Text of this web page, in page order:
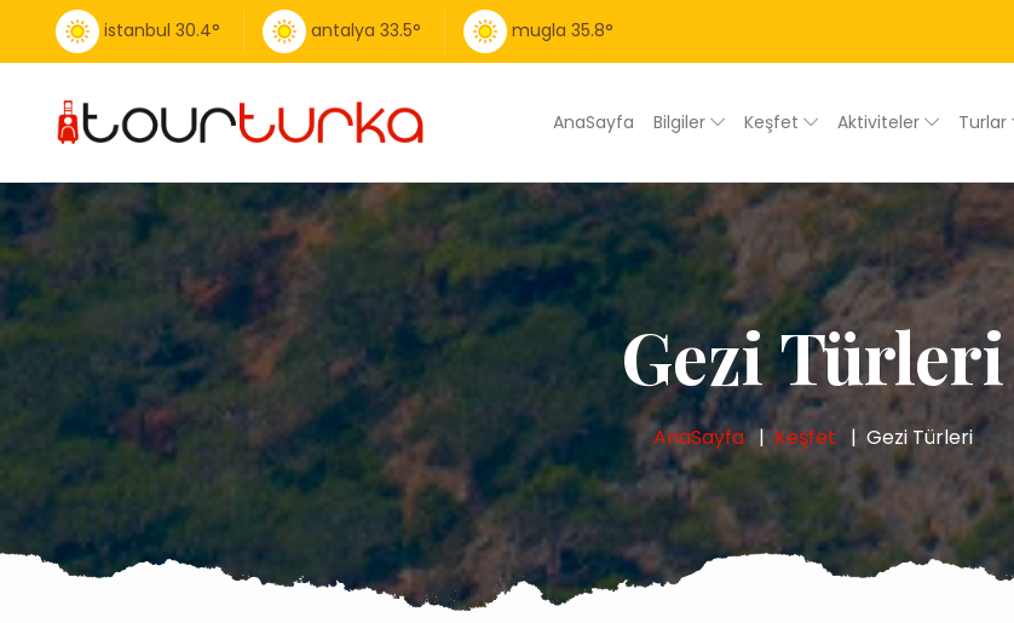
istanbul 30.4° antalya 33.5° mugla 35.8°
AnaSayfa Bilgiler Keşfet Aktiviteler Turlar
Gezi Türleri
AnaSayfa Keşfet Gezi Türleri